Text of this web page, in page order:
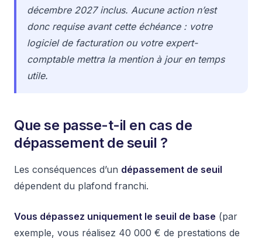
décembre 2027 inclus. Aucune action n’est
donc requise avant cette échéance : votre
logiciel de facturation ou votre expert-
comptable mettra la mention à jour en temps
utile.
Que se passe-t-il en cas de
dépassement de seuil ?
Les conséquences d’un dépassement de seuil
dépendent du plafond franchi.
Vous dépassez uniquement le seuil de base (par
exemple, vous réalisez 40 000 € de prestations de